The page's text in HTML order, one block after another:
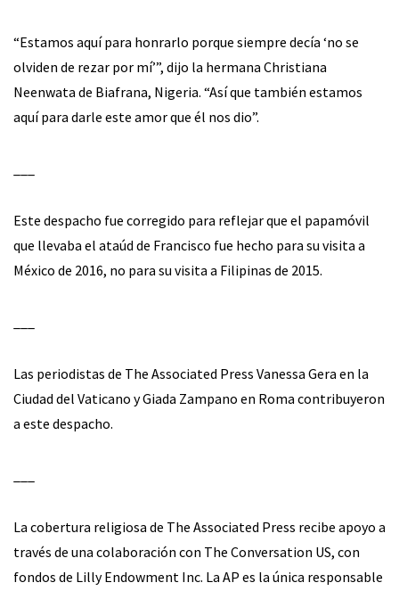
“Estamos aquí para honrarlo porque siempre decía ‘no se
olviden de rezar por mí’”, dijo la hermana Christiana
Neenwata de Biafrana, Nigeria. “Así que también estamos
aquí para darle este amor que él nos dio”.
Este despacho fue corregido para reflejar que el papamóvil
que llevaba el ataúd de Francisco fue hecho para su visita a
México de 2016, no para su visita a Filipinas de 2015.
Las periodistas de The Associated Press Vanessa Gera en la
Ciudad del Vaticano y Giada Zampano en Roma contribuyeron
a este despacho.
La cobertura religiosa de The Associated Press recibe apoyo a
través de una colaboración con The Conversation US, con
fondos de Lilly Endowment Inc. La AP es la única responsable